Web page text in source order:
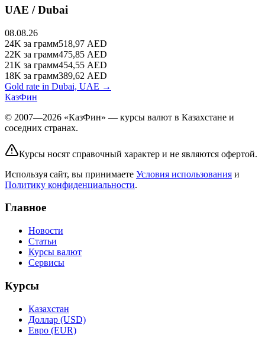
UAE / Dubai
08.08.26
24K за грамм518,97 AED
22K за грамм475,85 AED
21K за грамм454,55 AED
18K за грамм389,62 AED
Gold rate in Dubai, UAE →
КазФин
© 2007—2026 «КазФин» — курсы валют в Казахстане и
соседних странах.
Курсы носят справочный характер и не являются офертой.
Используя сайт, вы принимаете Условия использования и
Политику конфиденциальности.
Главное
Новости
Статьи
Курсы валют
Сервисы
Курсы
Казахстан
Доллар (USD)
Евро (EUR)